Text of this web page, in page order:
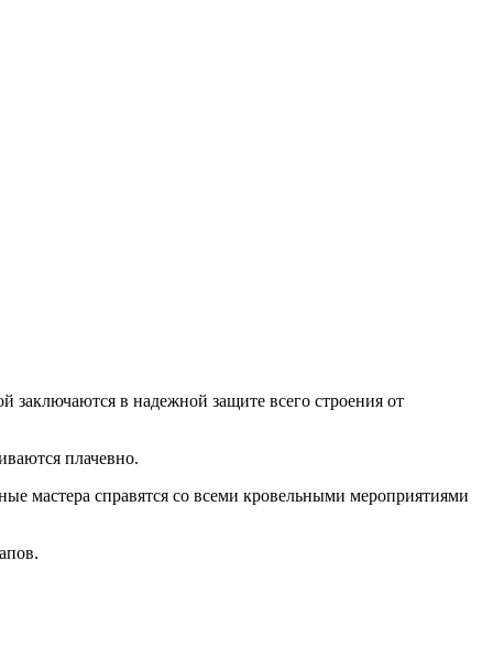
заключаются в надежной защите всего строения от
плачевно.
мастера справятся со всеми кровельными мероприятиями